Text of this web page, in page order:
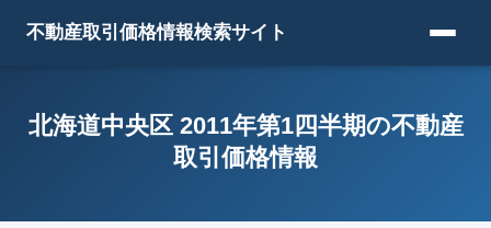
不動産取引価格情報検索サイト
北海道中央区 2011年第1四半期の不動産
取引価格情報